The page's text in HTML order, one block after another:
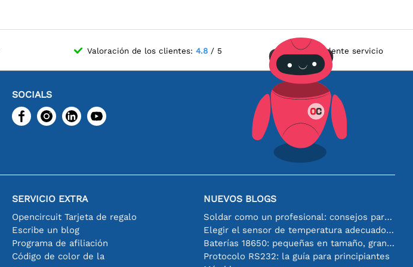
Valoración de los clientes:4.8 / 5 Excelente servicio
SOCIALS
SERVICIO EXTRA
Opencircuit Tarjeta de regalo
Escribe un blog
Programa de afiliación
Código de color de la
NUEVOS BLOGS
Soldar como un profesional: consejos para conexiones electrónicas perfectas
Elegir el sensor de temperatura adecuado [youtube]
Baterías 18650: pequeñas en tamaño, grandes en rendimiento
Protocolo RS232: la guía para principiantes